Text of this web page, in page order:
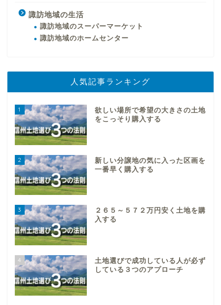
諏訪地域の生活
諏訪地域のスーパーマーケット
諏訪地域のホームセンター
人気記事ランキング
1
欲しい場所で希望の大きさの土地
をこっそり購入する
2
新しい分譲地の気に入った区画を
一番早く購入する
3
２６５～５７２万円安く土地を購
入する
4
土地選びで成功している人が必ず
している３つのアプローチ